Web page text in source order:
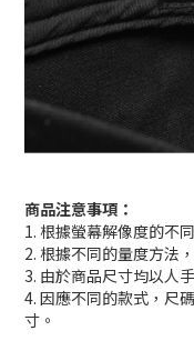
商品注意事項：
1. 根據螢幕解像度的不
2. 根據不同的量度方法
3. 由於商品尺寸均以人
4. 因應不同的款式，尺
寸。